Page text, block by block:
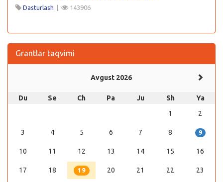
Dasturlash | 143906
Grantlar taqvimi
Avgust 2026
Du Se Ch Pa Ju Sh
Ya
1
2
3 4 5 6 7 8 9
10 11 12 13 14 15 16
17 18 19 20 21 22 23